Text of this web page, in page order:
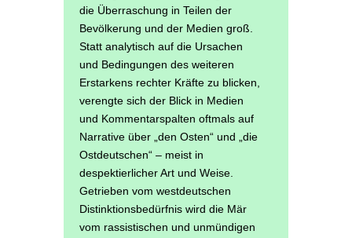
die Überraschung in Teilen der
Bevölkerung und der Medien groß.
Statt analytisch auf die Ursachen
und Bedingungen des weiteren
Erstarkens rechter Kräfte zu blicken,
verengte sich der Blick in Medien
und Kommentarspalten oftmals auf
Narrative über „den Osten“ und „die
Ostdeutschen“ – meist in
despektierlicher Art und Weise.
Getrieben vom westdeutschen
Distinktionsbedürfnis wird die Mär
vom rassistischen und unmündigen